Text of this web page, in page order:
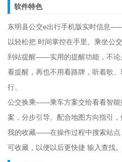
软件特色
东明县公交e出行手机版实时信息
以轻松把 时间掌控在手里。乘坐公
到站提醒――实用的提醒功能，不论
看提醒，再也不用看路牌，听着歌
行。
公交换乘――乘车方案交给看看智能
案，分步引导。配合地图方向指引，
我的收藏――在操作过程中搜索站点
可收藏，以便以后更快捷 输入查找